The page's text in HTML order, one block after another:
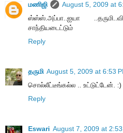
மணிஜி
August 5, 2009 at
ஸ்ஸ்ஸ்.அப்பா..ஐயா
சாந்தியடைட்டும்
Reply
தருமி August 5, 2009 at 6:53
சொல்லீட்டீங்கல்ல .. உட்டுட்டேன். :)
Reply
Eswari August 7, 2009 at 2:53